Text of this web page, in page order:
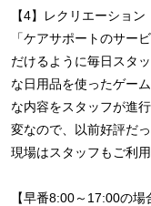
【4】レクリエーション
「ケアサポートのサー
だけるように毎日スタ
な日用品を使ったゲー
な内容をスタッフが進
変なので、以前好評だ
現場はスタッフもご利
【早番8:00～17:00の場